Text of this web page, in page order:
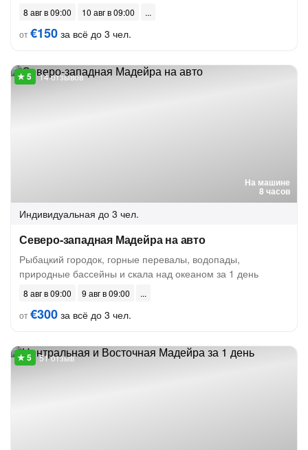
8 авг в 09:00
10 авг в 09:00
от€150 за всё до 3 чел.
На машине
8 часов
14 отзывов
Индивидуальная до 3 чел.
Северо-западная Мадейра на авто
Рыбацкий городок, горные перевалы, водопады,
природные бассейны и скала над океаном за 1 день
8 авг в 09:00
9 авг в 09:00
от€300 за всё до 3 чел.
51 отзыв